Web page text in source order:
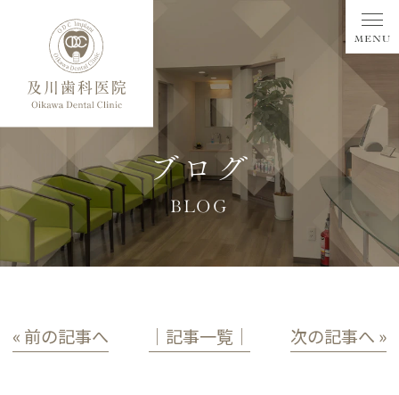
ブログ
BLOG
« 前の記事へ │記事一覧│ 次の記事へ »